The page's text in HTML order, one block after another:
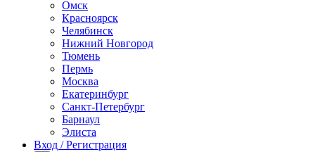
Омск
Красноярск
Челябинск
Нижний Новгород
Тюмень
Пермь
Москва
Екатеринбург
Санкт-Петербург
Барнаул
Элиста
Вход / Регистрация